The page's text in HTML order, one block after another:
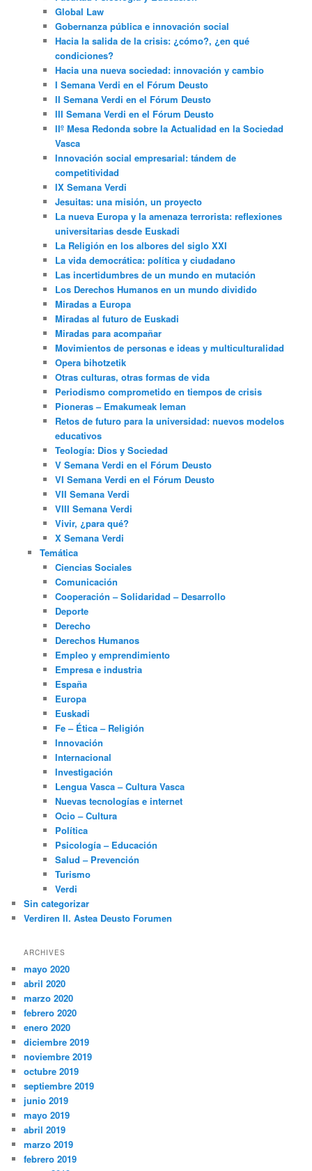
Global Law
Gobernanza pública e innovación social
Hacia la salida de la crisis: ¿cómo?, ¿en qué
condiciones?
Hacia una nueva sociedad: innovación y cambio
I Semana Verdi en el Fórum Deusto
II Semana Verdi en el Fórum Deusto
III Semana Verdi en el Fórum Deusto
IIº Mesa Redonda sobre la Actualidad en la Sociedad
Vasca
Innovación social empresarial: tándem de
competitividad
IX Semana Verdi
Jesuitas: una misión, un proyecto
La nueva Europa y la amenaza terrorista: reflexiones
universitarias desde Euskadi
La Religión en los albores del siglo XXI
La vida democrática: política y ciudadano
Las incertidumbres de un mundo en mutación
Los Derechos Humanos en un mundo dividido
Miradas a Europa
Miradas al futuro de Euskadi
Miradas para acompañar
Movimientos de personas e ideas y multiculturalidad
Opera bihotzetik
Otras culturas, otras formas de vida
Periodismo comprometido en tiempos de crisis
Pioneras – Emakumeak leman
Retos de futuro para la universidad: nuevos modelos
educativos
Teología: Dios y Sociedad
V Semana Verdi en el Fórum Deusto
VI Semana Verdi en el Fórum Deusto
VII Semana Verdi
VIII Semana Verdi
Vivir, ¿para qué?
X Semana Verdi
Temática
Ciencias Sociales
Comunicación
Cooperación – Solidaridad – Desarrollo
Deporte
Derecho
Derechos Humanos
Empleo y emprendimiento
Empresa e industria
España
Europa
Euskadi
Fe – Ética – Religión
Innovación
Internacional
Investigación
Lengua Vasca – Cultura Vasca
Nuevas tecnologías e internet
Ocio – Cultura
Política
Psicología – Educación
Salud – Prevención
Turismo
Verdi
Sin categorizar
Verdiren II. Astea Deusto Forumen
ARCHIVES
mayo 2020
abril 2020
marzo 2020
febrero 2020
enero 2020
diciembre 2019
noviembre 2019
octubre 2019
septiembre 2019
junio 2019
mayo 2019
abril 2019
marzo 2019
febrero 2019